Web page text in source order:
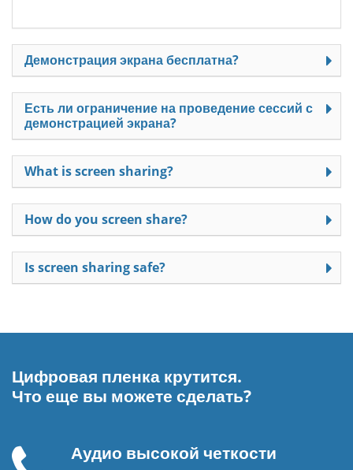
Демонстрация экрана бесплатна?
Есть ли ограничение на проведение сессий с
демонстрацией экрана?
What is screen sharing?
How do you screen share?
Is screen sharing safe?
Цифровая пленка крутится.
Что еще вы можете сделать?
Аудио высокой четкости